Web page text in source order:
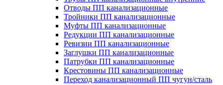
Отводы ПП канализационные
Тройники ПП канализационные
Муфты ПП канализационные
Редукции ПП канализационные
Ревизии ПП канализационные
Заглушки ПП канализационные
Патрубки ПП канализационные
Крестовины ПП канализационные
Переход канализационный ПП чугун/сталь